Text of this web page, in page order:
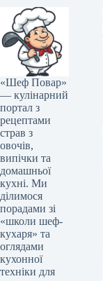
«Шеф Повар»
— кулінарний
портал з
рецептами
страв з
овочів,
випічки та
домашньої
кухні. Ми
ділимося
порадами зі
«школи шеф-
кухаря» та
оглядами
кухонної
техніки для